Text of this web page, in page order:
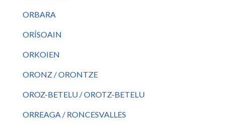
ORBARA
ORÍSOAIN
ORKOIEN
ORONZ / ORONTZE
OROZ-BETELU / OROTZ-BETELU
ORREAGA / RONCESVALLES